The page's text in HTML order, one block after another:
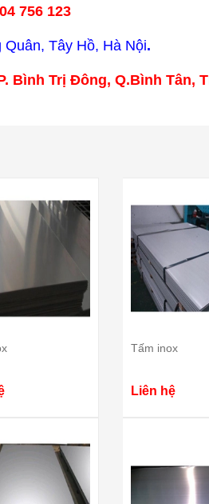
Văn Thành
2025
phở gà thơm ngon, đậm đà,
21/
756 123
Tây Hồ, Hà Nội.
Bình Trị Đông, Q.Bình Tân,
Tấm inox
Liên hệ